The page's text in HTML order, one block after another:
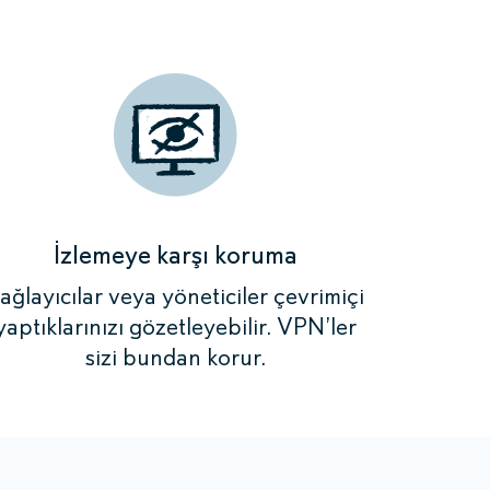
bir yer
ve
İzlemeye karşı koruma
veya yöneticiler çevrimiçi
gözetleyebilir. VPN’ler
sizi bundan korur.